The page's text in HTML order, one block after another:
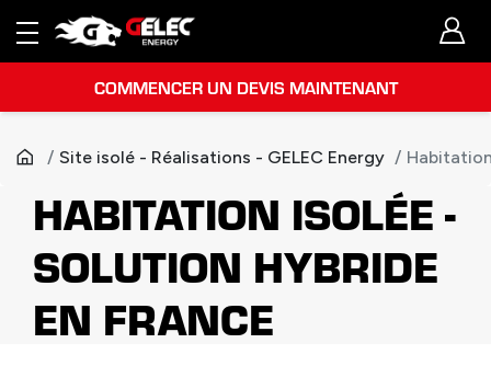
COMMENCER UN DEVIS MAINTENANT
Site isolé - Réalisations - GELEC Energy
HABITATION ISOLÉE -
SOLUTION HYBRIDE
EN FRANCE